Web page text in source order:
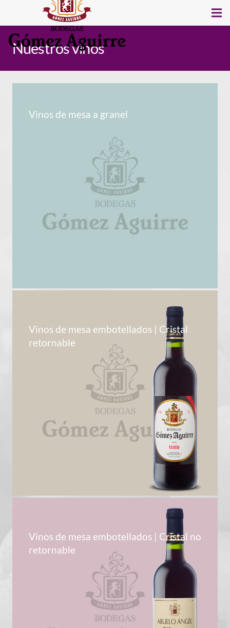
Nuestros vinos
Vinos de mesa a granel
Vinos de mesa embotellados | Cristal
retornable
Vinos de mesa embotellados | Cristal no
retornable